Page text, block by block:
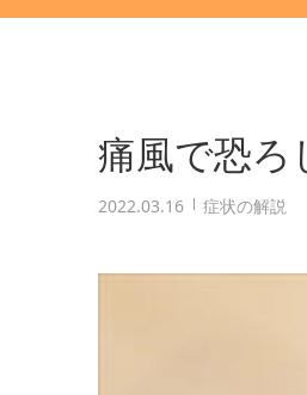
痛風で恐ろ
2022.03.16 症状の解説